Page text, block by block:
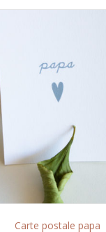
Carte postale papa